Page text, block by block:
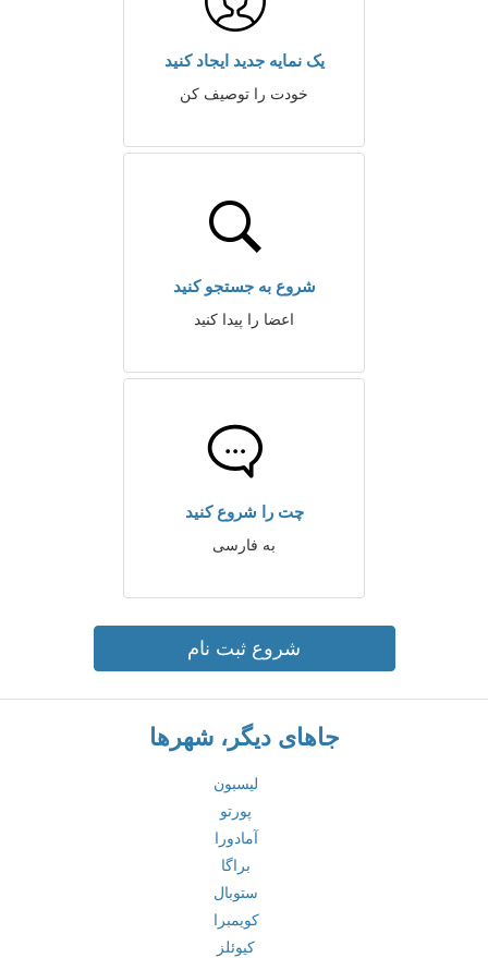
یک نمایه جدید ایجاد کنید
خودت را توصیف کن
شروع به جستجو کنید
اعضا را پیدا کنید
چت را شروع کنید
به فارسی
شروع ثبت نام
جاهای دیگر، شهرها
لیسبون
پورتو
آمادورا
براگا
ستوبال
کویمبرا
کیوئلز